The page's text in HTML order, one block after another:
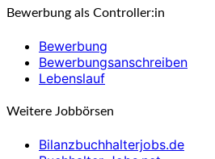
Bewerbung als Controller:in
Bewerbung
Bewerbungsanschreiben
Lebenslauf
Weitere Jobbörsen
Bilanzbuchhalterjobs.de